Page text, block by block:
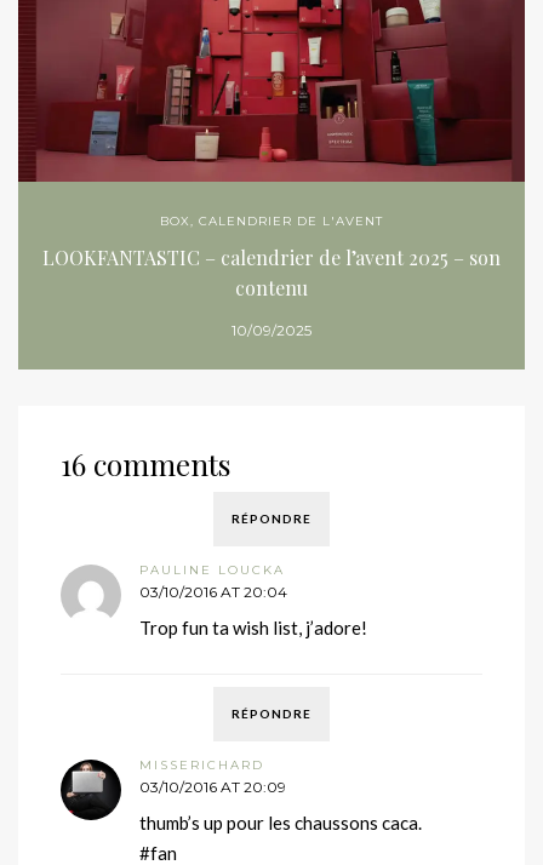
BOX, CALENDRIER DE L'AVENT
LOOKFANTASTIC – calendrier de l’avent 2025 – son
contenu
10/09/2025
16 comments
RÉPONDRE
PAULINE LOUCKA
03/10/2016 AT 20:04
Trop fun ta wish list, j’adore!
RÉPONDRE
MISSERICHARD
03/10/2016 AT 20:09
thumb’s up pour les chaussons caca.
#fan